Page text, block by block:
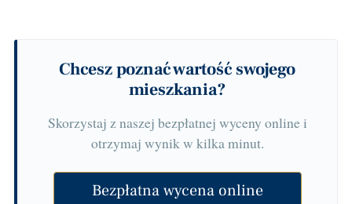
Chcesz poznać wartość swojego
mieszkania?
Skorzystaj z naszej bezpłatnej wyceny online i
otrzymaj wynik w kilka minut.
Bezpłatna wycena online